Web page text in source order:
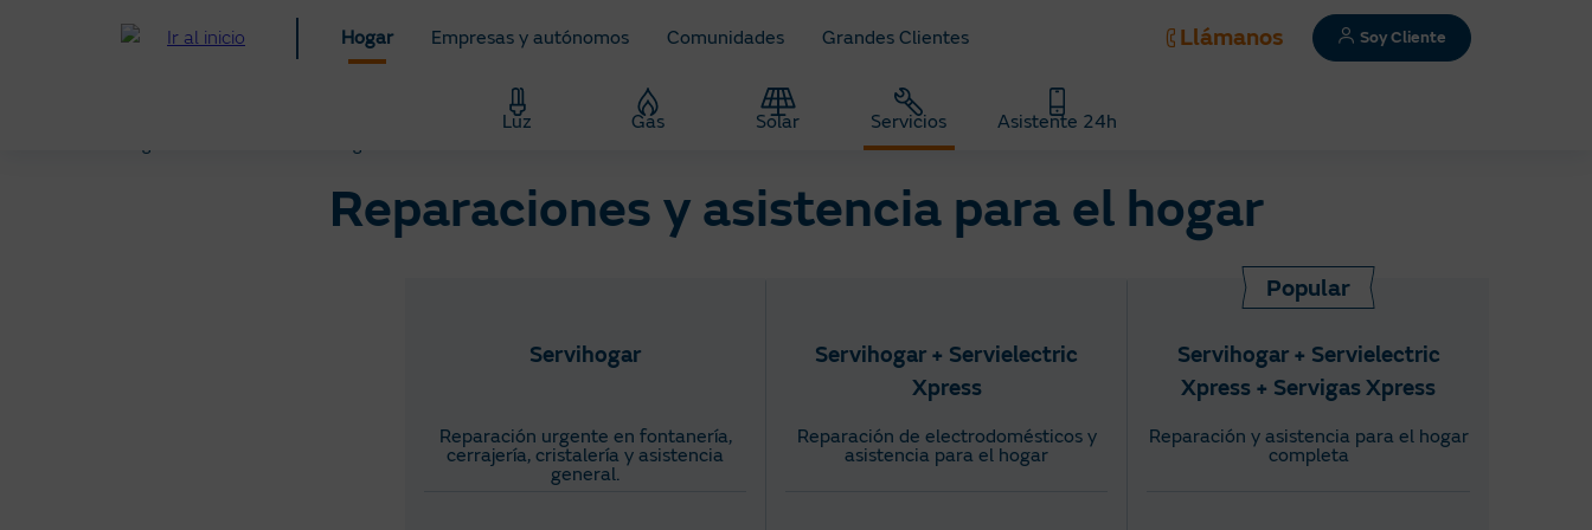
Hogar Empresas y autónomos Comunidades Grandes Clientes Llámanos Soy Cliente
Luz Gas Solar Servicios Asistente 24h
Reparaciones y asistencia para el hogar
Servihogar
Reparación urgente en fontanería,
cerrajería, cristalería y asistencia
general.
Servihogar + Servielectric
Xpress
Reparación de electrodomésticos y
asistencia para el hogar
Popular
Servihogar + Servielectric
Xpress + Servigas Xpress
Reparación y asistencia para el hogar
completa